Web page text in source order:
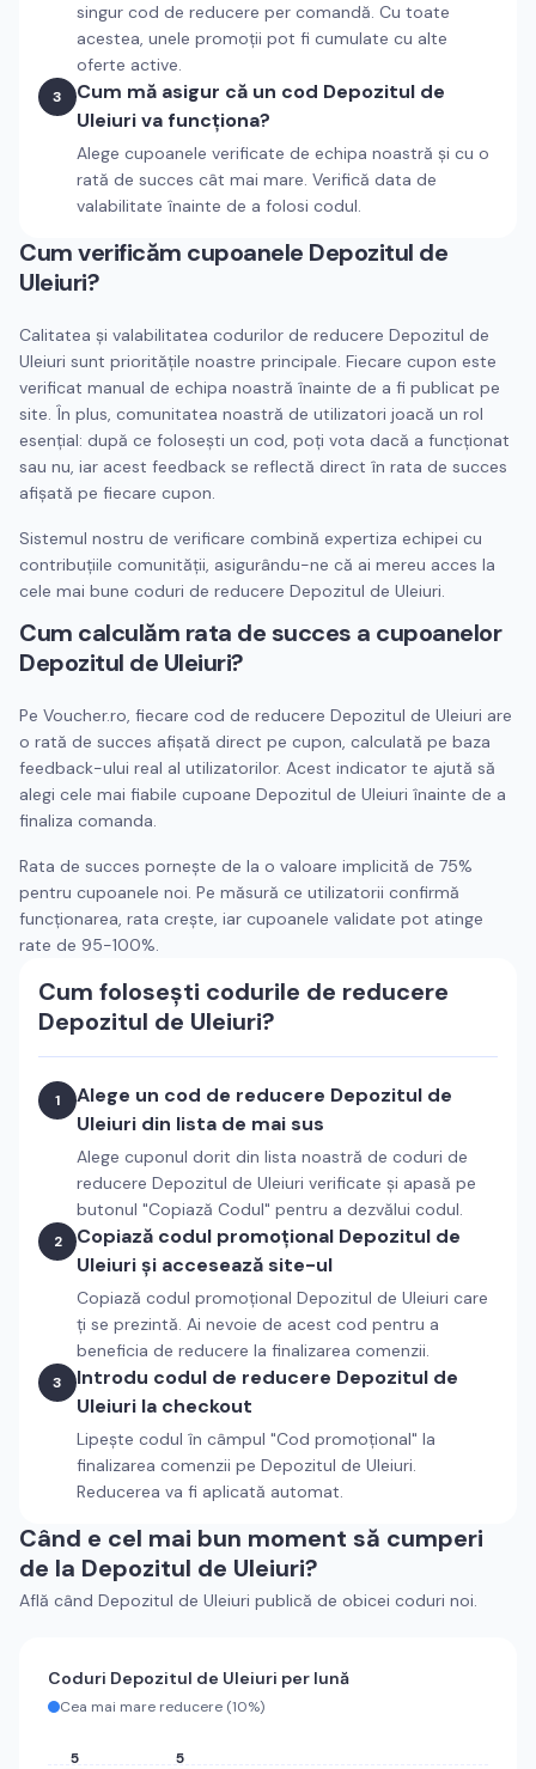
singur cod de reducere per comandă. Cu toate
acestea, unele promoții pot fi cumulate cu alte
oferte active.
3
Cum mă asigur că un cod Depozitul de
Uleiuri va funcționa?
Alege cupoanele verificate de echipa noastră și cu o
rată de succes cât mai mare. Verifică data de
valabilitate înainte de a folosi codul.
Cum verificăm cupoanele Depozitul de
Uleiuri?
Calitatea și valabilitatea codurilor de reducere Depozitul de
Uleiuri sunt prioritățile noastre principale. Fiecare cupon este
verificat manual de echipa noastră înainte de a fi publicat pe
site. În plus, comunitatea noastră de utilizatori joacă un rol
esențial: după ce folosești un cod, poți vota dacă a funcționat
sau nu, iar acest feedback se reflectă direct în rata de succes
afișată pe fiecare cupon.
Sistemul nostru de verificare combină expertiza echipei cu
contribuțiile comunității, asigurându-ne că ai mereu acces la
cele mai bune coduri de reducere Depozitul de Uleiuri.
Cum calculăm rata de succes a cupoanelor
Depozitul de Uleiuri?
Pe Voucher.ro, fiecare cod de reducere Depozitul de Uleiuri are
o rată de succes afișată direct pe cupon, calculată pe baza
feedback-ului real al utilizatorilor. Acest indicator te ajută să
alegi cele mai fiabile cupoane Depozitul de Uleiuri înainte de a
finaliza comanda.
Rata de succes pornește de la o valoare implicită de 75%
pentru cupoanele noi. Pe măsură ce utilizatorii confirmă
funcționarea, rata crește, iar cupoanele validate pot atinge
rate de 95-100%.
Cum folosești codurile de reducere
Depozitul de Uleiuri?
1 Alege un cod de reducere Depozitul de
Uleiuri din lista de mai sus
Alege cuponul dorit din lista noastră de coduri de
reducere Depozitul de Uleiuri verificate și apasă pe
butonul "Copiază Codul" pentru a dezvălui codul.
2 Copiază codul promoțional Depozitul de
Uleiuriși accesează site-ul
Copiază codul promoțional Depozitul de Uleiuri care
ți se prezintă. Ai nevoie de acest cod pentru a
beneficia de reducere la finalizarea comenzii.
3 Introdu codul de reducere Depozitul de
Uleiuri la checkout
Lipește codul în câmpul "Cod promoțional" la
finalizarea comenzii pe Depozitul de Uleiuri.
Reducerea va fi aplicată automat.
Când e cel mai bun moment să cumperi
de la Depozitul de Uleiuri?
Află când Depozitul de Uleiuri publică de obicei coduri noi.
Coduri Depozitul de Uleiuri per lună
Cea mai mare reducere (10%)
5 5